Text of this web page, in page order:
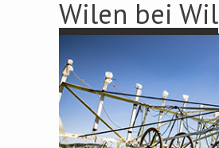
Wilen bei Wil